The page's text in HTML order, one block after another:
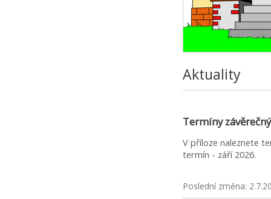
Aktuality
Termíny
V příloze naleznete
termín - září 2026.
Poslední změna: